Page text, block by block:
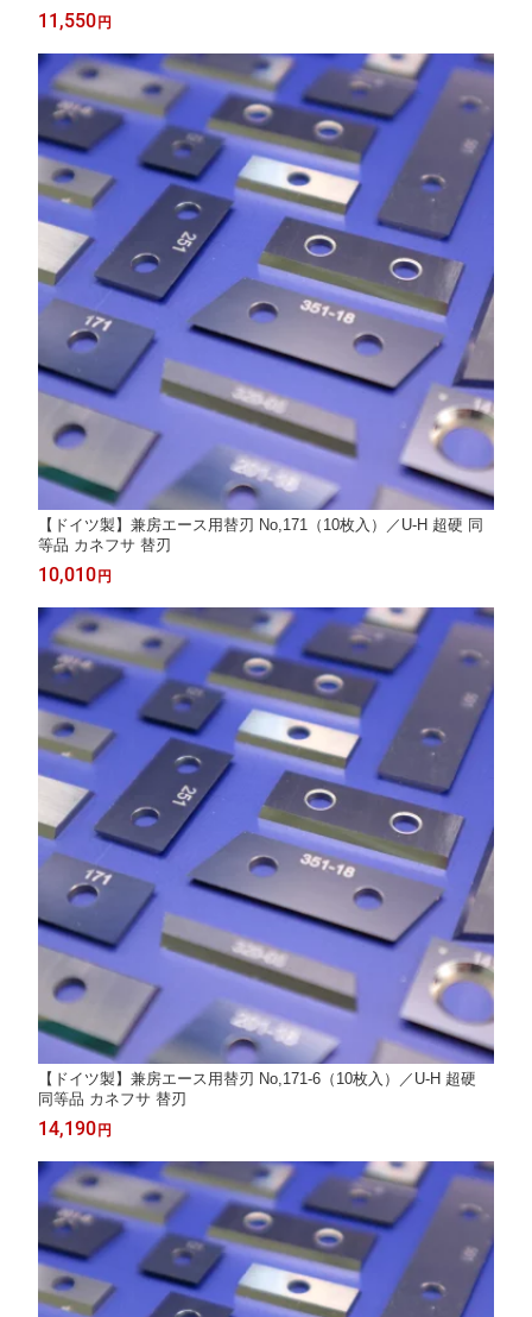
11,550 円
【ドイツ製】兼房エース用替刃 No,171（10枚入）／U-H 超硬 同
等品 カネフサ 替刃
10,010 円
【ドイツ製】兼房エース用替刃 No,171-6（10枚入）／U-H 超硬
同等品 カネフサ 替刃
14,190 円